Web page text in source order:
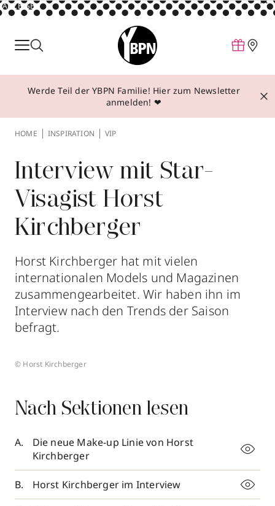
ANZEIGE
Parfum
Make-up
Behandlungen
Über YBPN
Aktionen
Storefinder
Werde Teil der YBPN Familie! Hier zum Newsletter
anmelden! ❤
HOME INSPIRATION VIP
Interview mit Star-
Visagist Horst
Kirchberger
Horst Kirchberger hat mit vielen
internationalen Models und Magazinen
zusammengearbeitet. Wir haben ihn im
Interview nach den Trends der Saison
befragt.
© Horst Kirchberger
Nach Sektionen lesen
Die neue Make-up Linie von Horst
Kirchberger
Horst Kirchberger im Interview